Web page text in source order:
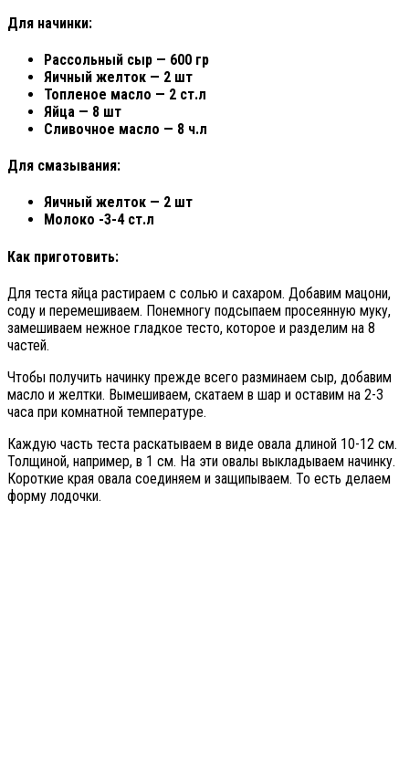
Для начинки:
Рассольный сыр — 600 гр
Яичный желток — 2 шт
Топленое масло — 2 ст.л
Яйца — 8 шт
Сливочное масло — 8 ч.л
Для смазывания:
Яичный желток — 2 шт
Молоко -3-4 ст.л
Как приготовить:
Для теста яйца растираем с солью и сахаром. Добавим мацони,
соду и перемешиваем. Понемногу подсыпаем просеянную муку,
замешиваем нежное гладкое тесто, которое и разделим на 8
частей.
Чтобы получить начинку прежде всего разминаем сыр, добавим
масло и желтки. Вымешиваем, скатаем в шар и оставим на 2-3
часа при комнатной температуре.
Каждую часть теста раскатываем в виде овала длиной 10-12 см.
Толщиной, например, в 1 см. На эти овалы выкладываем начинку.
Короткие края овала соединяем и защипываем. То есть делаем
форму лодочки.